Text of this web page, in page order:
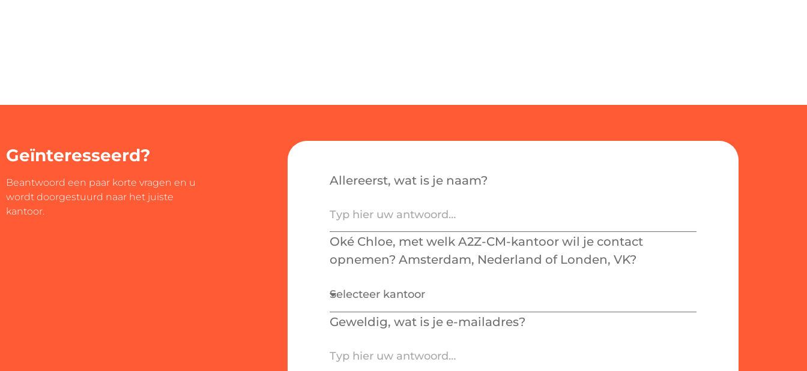
Geïnteresseerd?
Beantwoord een paar korte vragen en u
wordt doorgestuurd naar het juiste
kantoor.
Allereerst, wat is je naam?
Oké Chloe, met welk A2Z-CM-kantoor wil je contact
opnemen? Amsterdam, Nederland of Londen, VK?
Geweldig, wat is je e-mailadres?